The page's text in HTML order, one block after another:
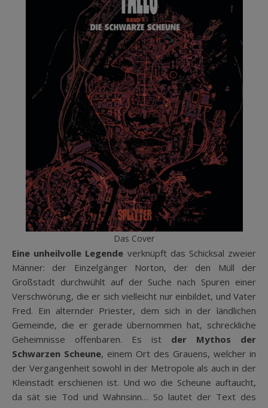
Das Cover
Eine unheilvolle Legende verknüpft das Schicksal zweier
Männer: der Einzelgänger Norton, der den Müll der
Großstadt durchwühlt auf der Suche nach Spuren einer
Verschwörung, die er sich vielleicht nur einbildet, und Vater
Fred. Ein alternder Priester, dem sich in der ländlichen
Gemeinde, die er gerade übernommen hat, schreckliche
Geheimnisse offenbaren. Es ist der Mythos der
Schwarzen Scheune, einem Ort des Grauens, welcher in
der Vergangenheit sowohl in der Metropole als auch in der
Kleinstadt erschienen ist. Und wo die Scheune auftaucht,
da sät sie Tod und Wahnsinn… So lautet der Text des